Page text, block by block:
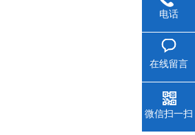
电话
在线留言
微信扫一扫